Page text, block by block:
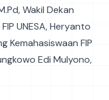
Wakil Dekan
UNESA, Heryanto
Kemahasiswaan FIP
Edi Mulyono,